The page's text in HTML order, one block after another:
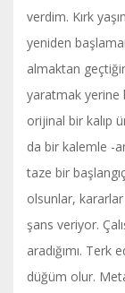
verdim. Kırk
yeniden
almaktan
yaratmak yerine
orijinal bir kalıp
da bir kalemle -
taze bir
olsunlar,
şans veriyor.
aradığımı. Terk
düğüm olur.